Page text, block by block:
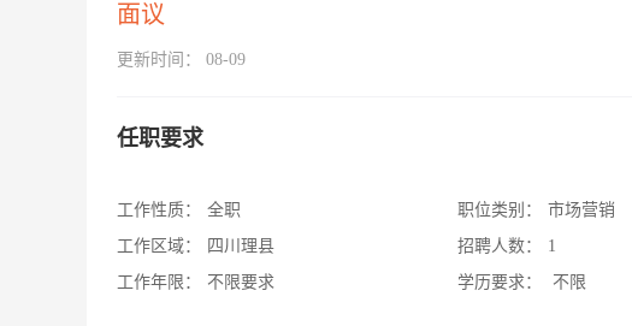
面议
更新时间： 08-09
任职要求
工作性质：
全职
工作区域：
四川理县
工作年限：
不限要求
职位类别：
市场营销
招聘人数：
1
学历要求：
不限